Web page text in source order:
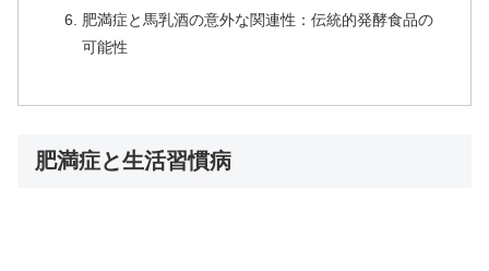
肥満症と馬乳酒の意外な関連性：伝統的発酵食品の
可能性
肥満症と生活習慣病